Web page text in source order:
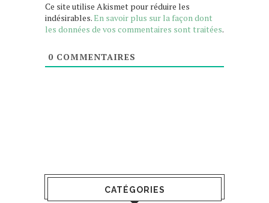
Ce site utilise Akismet pour réduire les
indésirables.En savoir plus sur la façon dont
les données de vos commentaires sont traitées.
0 COMMENTAIRES
CATÉGORIES